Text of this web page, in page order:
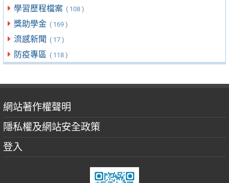
學習歷程檔案 ( 108 )
獎助學金 ( 169 )
流感新聞 ( 17 )
防疫專區 ( 118 )
網站著作權聲明
隱私權及網站安全政策
登入